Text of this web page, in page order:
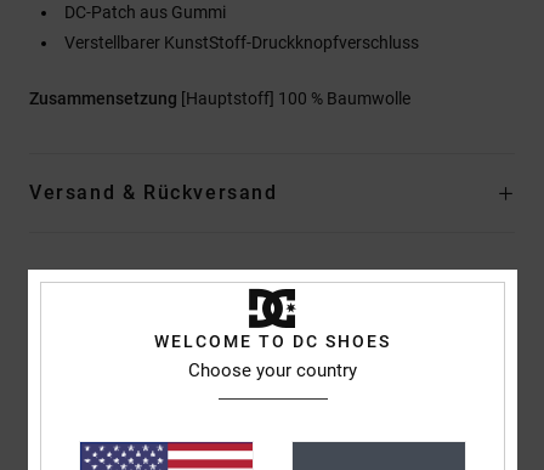
DC-Patch aus Gummi
Verstellbarer KunstStoff-Druckknopfverschluss
Zusammensetzung [Hauptstoff] 100 % Baumwolle
Versand & Rückversand
Kundenbewertungen
Durchschnittliche Bewertung
5.0/5
WELCOME TO DC SHOES
Choose your country